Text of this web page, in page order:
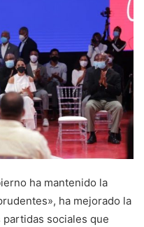
ha mantenido la
ha mejorado la
sociales que